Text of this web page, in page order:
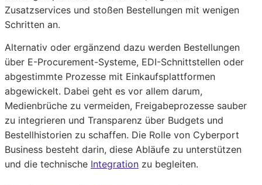
Zusatzservices und stoßen Bestellungen mit wenigen
Schritten an.
Alternativ oder ergänzend dazu werden Bestellungen
über E-Procurement-Systeme, EDI-Schnittstellen oder
abgestimmte Prozesse mit Einkaufsplattformen
abgewickelt. Dabei geht es vor allem darum,
Medienbrüche zu vermeiden, Freigabeprozesse sauber
zu integrieren und Transparenz über Budgets und
Bestellhistorien zu schaffen. Die Rolle von Cyberport
Business besteht darin, diese Abläufe zu unterstützen
und die technische Integration zu begleiten.